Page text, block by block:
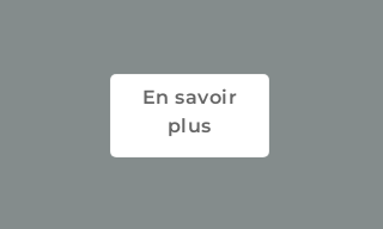
En savoir
plus